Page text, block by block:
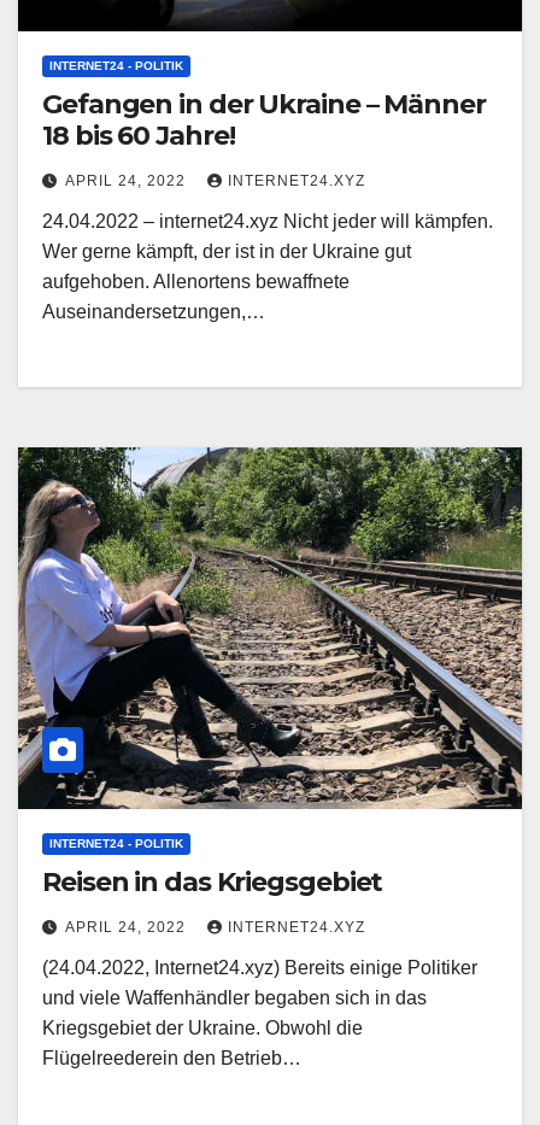
INTERNET24 - POLITIK
Gefangen in der Ukraine – Männer
18 bis 60 Jahre!
APRIL 24, 2022 INTERNET24.XYZ
24.04.2022 – internet24.xyz Nicht jeder will kämpfen.
Wer gerne kämpft, der ist in der Ukraine gut
aufgehoben. Allenortens bewaffnete
Auseinandersetzungen,…
INTERNET24 - POLITIK
Reisen in das Kriegsgebiet
APRIL 24, 2022 INTERNET24.XYZ
(24.04.2022, Internet24.xyz) Bereits einige Politiker
und viele Waffenhändler begaben sich in das
Kriegsgebiet der Ukraine. Obwohl die
Flügelreederein den Betrieb…